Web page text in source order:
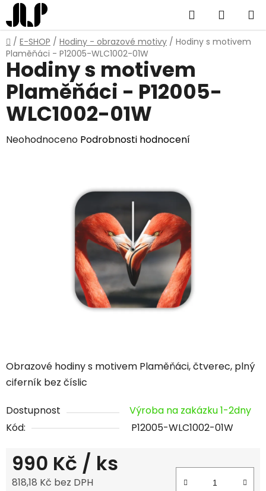
Přejít
na
obsah
Hledat
KOŠÍK
Domů
/ E-SHOP / Hodiny - obrazové motivy / Hodiny s motivem
Plaměňáci - P12005-WLC1002-01W
Obrazové hodiny s motivem Plaměňáci, čtverec, plný
ciferník bez číslic
Dostupnost
Výroba na zakázku 1-2dny
Kód:
P12005-WLC1002-01W
990 Kč / ks
818,18 Kč bez DPH
Hodiny s motivem
Plaměňáci - P12005-
WLC1002-01W
Průměrné
Neohodnoceno Podrobnosti hodnocení